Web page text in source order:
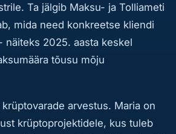
Ta jälgib Maksu- ja Tolliameti
mida need konkreetse kliendi
näiteks 2025. aasta keskel
tõusu mõju
arvestus. Maria on
krüptoprojektidele, kus tuleb